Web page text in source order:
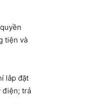
tiện và
lắp đặt
điện; trả